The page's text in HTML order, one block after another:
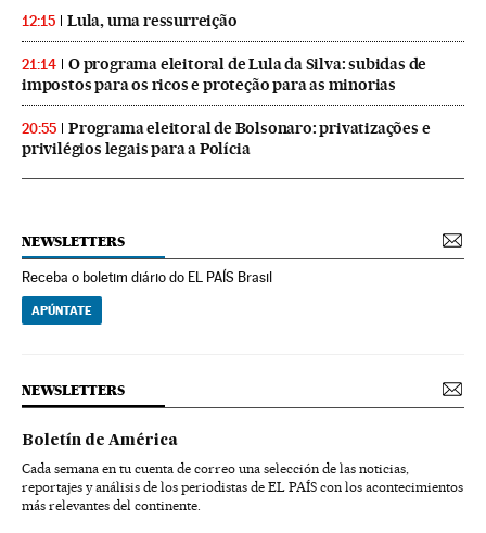
12:15 Lula, uma ressurreição
21:14
O programa eleitoral de Lula da Silva: subidas de
impostos para os ricos e proteção para as minorias
20:55
Programa eleitoral de Bolsonaro: privatizações e
privilégios legais para a Polícia
NEWSLETTERS
Receba o boletim diário do EL PAÍS Brasil
APÚNTATE
NEWSLETTERS
Boletín de América
Cada semana en tu cuenta de correo una selección de las noticias,
reportajes y análisis de los periodistas de EL PAÍS con los acontecimientos
más relevantes del continente.